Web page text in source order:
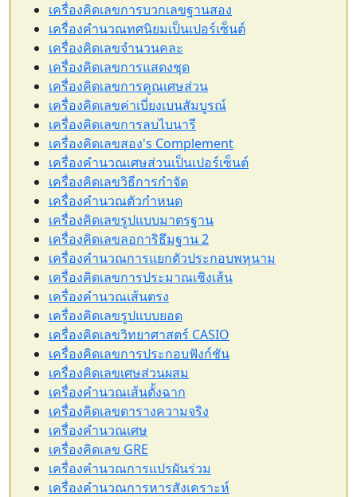
เครื่องคิดเลขการบวกเลขฐานสอง
เครื่องคำนวณทศนิยมเป็นเปอร์เซ็นต์
เครื่องคิดเลขจำนวนคละ
เครื่องคิดเลขการแสดงชุด
เครื่องคิดเลขการคูณเศษส่วน
เครื่องคิดเลขค่าเบี่ยงเบนสัมบูรณ์
เครื่องคิดเลขการลบไบนารี
เครื่องคิดเลขสอง's Complement
เครื่องคำนวณเศษส่วนเป็นเปอร์เซ็นต์
เครื่องคิดเลขวิธีการกำจัด
เครื่องคำนวณตัวกำหนด
เครื่องคิดเลขรูปแบบมาตรฐาน
เครื่องคิดเลขลอการิธึมฐาน 2
เครื่องคำนวณการแยกตัวประกอบพหุนาม
เครื่องคิดเลขการประมาณเชิงเส้น
เครื่องคำนวณเส้นตรง
เครื่องคิดเลขรูปแบบยอด
เครื่องคิดเลขวิทยาศาสตร์ CASIO
เครื่องคิดเลขการประกอบฟังก์ชัน
เครื่องคิดเลขเศษส่วนผสม
เครื่องคำนวณเส้นตั้งฉาก
เครื่องคิดเลขตารางความจริง
เครื่องคำนวณเศษ
เครื่องคิดเลข GRE
เครื่องคำนวณการแปรผันร่วม
เครื่องคำนวณการหารสังเคราะห์